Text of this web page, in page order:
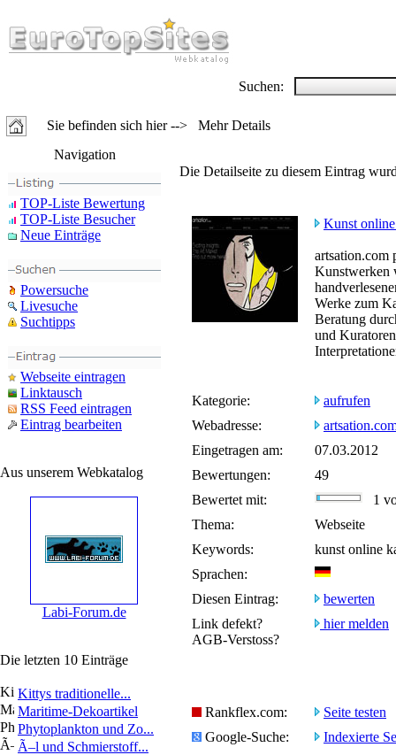
Suchen:
Sie befinden sich hier --> Mehr Details
Navigation
TOP-Liste Bewertung
TOP-Liste Besucher
Neue Einträge
Powersuche
Livesuche
Suchtipps
Webseite eintragen
Linktausch
RSS Feed eintragen
Eintrag bearbeiten
Aus unserem Webkatalog
Labi-Forum.de
Die letzten 10 Einträge
Kittys traditionelle...
Maritime-Dekoartikel
Phytoplankton und Zo...
Ã–l und Schmierstoff...
Die Detailseite zu diesem Eintrag
Kunst
artsation.com
Kunstwerken
Werke zum
Beratung
und
Kategorie:
aufrufen
Webadresse:
Eingetragen am:
07.03.2012
Bewertungen:
49
Bewertet mit:
1
Thema:
Webseite
Keywords:
kunst online
Sprachen:
Diesen Eintrag:
bewerten
Link defekt?
AGB-Verstoss?
hier melden
Rankflex.com:
Seite testen
Google-Suche:
Indexierte